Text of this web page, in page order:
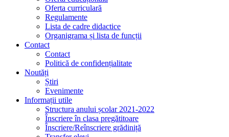
Oferta curriculară
Regulamente
Lista de cadre didactice
Organigrama și lista de funcții
Contact
Contact
Politică de confidențialitate
Noutăți
Știri
Evenimente
Informații utile
Structura anului școlar 2021-2022
Înscriere în clasa pregătitoare
Înscriere/Reînscriere grădiniță